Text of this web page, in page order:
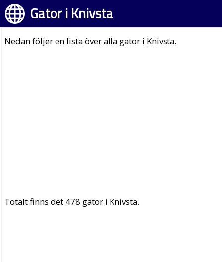
Gator i Knivsta
Nedan följer en lista över alla gator i Knivsta.
Totalt finns det 478 gator i Knivsta.